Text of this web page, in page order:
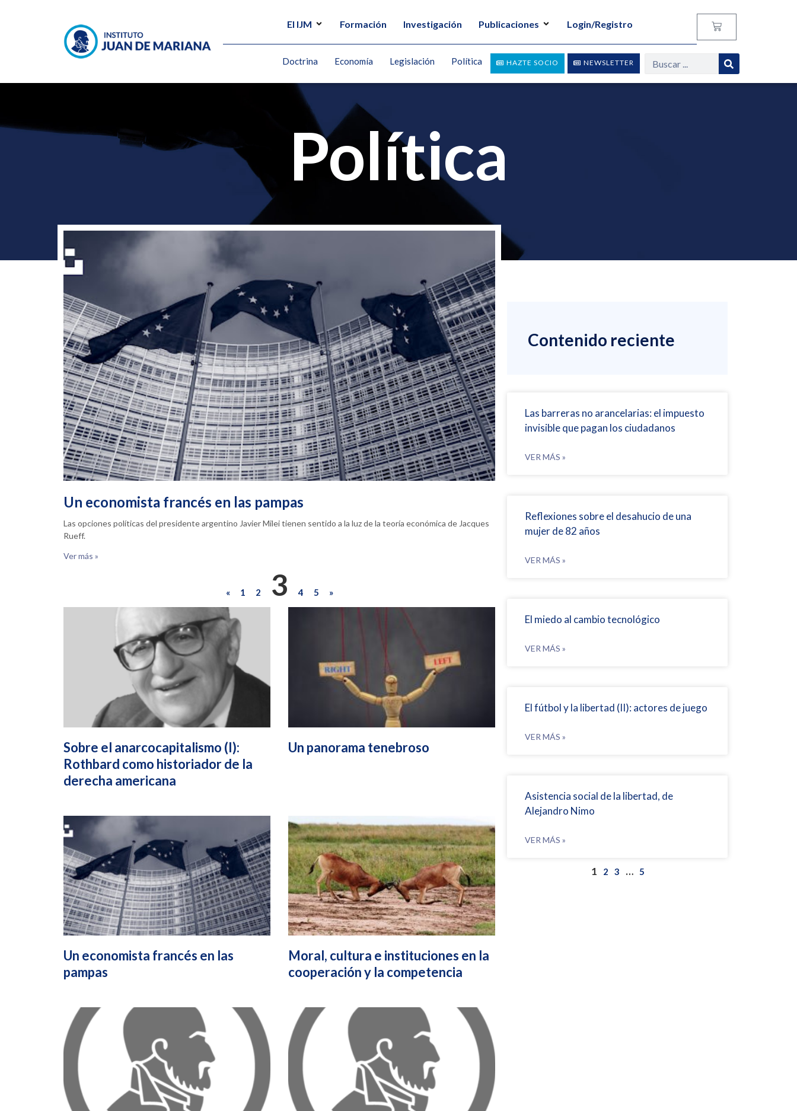
El IJM Formación Investigación Publicaciones Login/Registro
NEWSLETTER
HAZTE SOCIO
Doctrina Economía Legislación Política
Política
Un economista francés en las pampas
Las opciones políticas del presidente argentino Javier Milei tienen sentido a la luz de la teoría económica de Jacques
Rueff.
Ver más »
« 1 2 3 4 5 »
Sobre el anarcocapitalismo (I):
Rothbard como historiador de la
derecha americana
Un panorama tenebroso
Un economista francés en las
pampas
Moral, cultura e instituciones en la
cooperación y la competencia
Contenido reciente
Las barreras no arancelarias: el impuesto
invisible que pagan los ciudadanos
VER MÁS »
Reflexiones sobre el desahucio de una
mujer de 82 años
VER MÁS »
El miedo al cambio tecnológico
VER MÁS »
El fútbol y la libertad (II): actores de juego
VER MÁS »
Asistencia social de la libertad, de
Alejandro Nimo
VER MÁS »
1 2 3 … 5